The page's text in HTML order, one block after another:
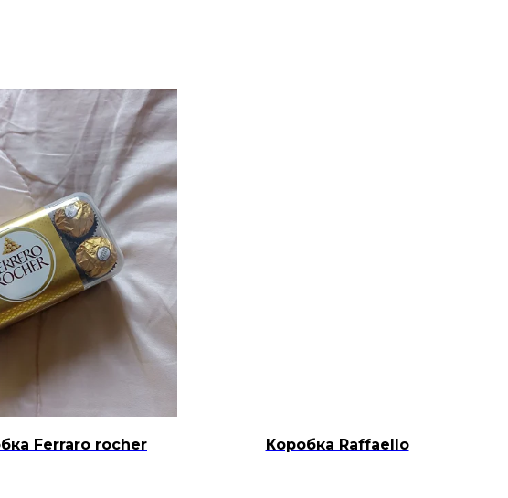
Ferraro rocher Коробка Raffaello